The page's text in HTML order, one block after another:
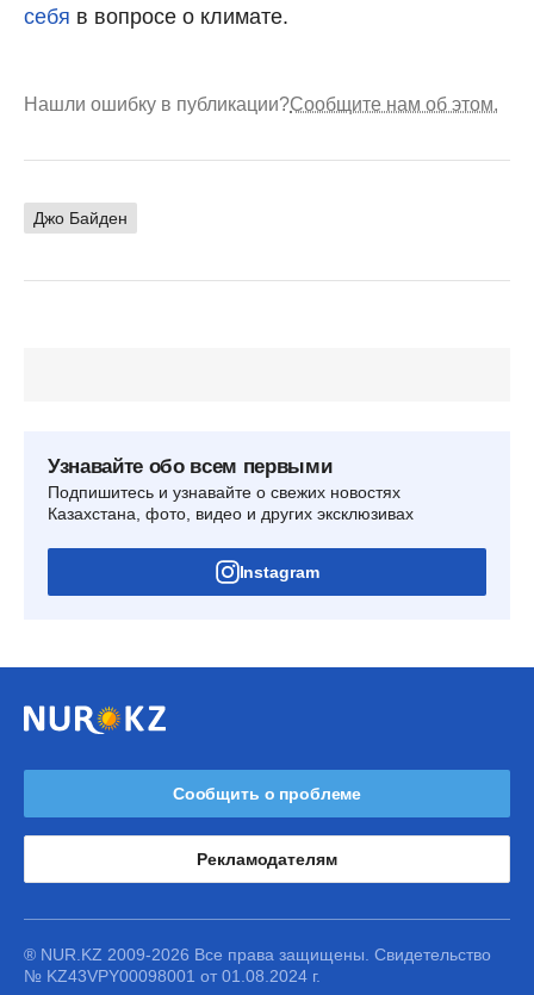
себя в вопросе о климате.
Нашли ошибку в публикации?Сообщите нам об этом.
Джо Байден
Узнавайте обо всем первыми
Подпишитесь и узнавайте о свежих новостях
Казахстана, фото, видео и других эксклюзивах
Instagram
Сообщить о проблеме
Рекламодателям
® NUR.KZ 2009-2026 Все права защищены. Свидетельство
№ KZ43VPY00098001 от 01.08.2024 г.